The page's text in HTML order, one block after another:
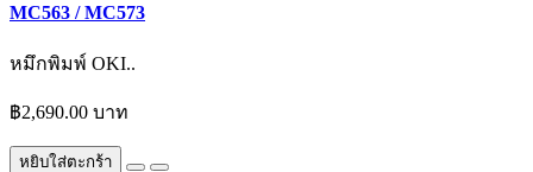
MC563 / MC573
หมึกพิมพ์ OKI..
฿2,690.00 บาท
หยิบใส่ตะกร้า